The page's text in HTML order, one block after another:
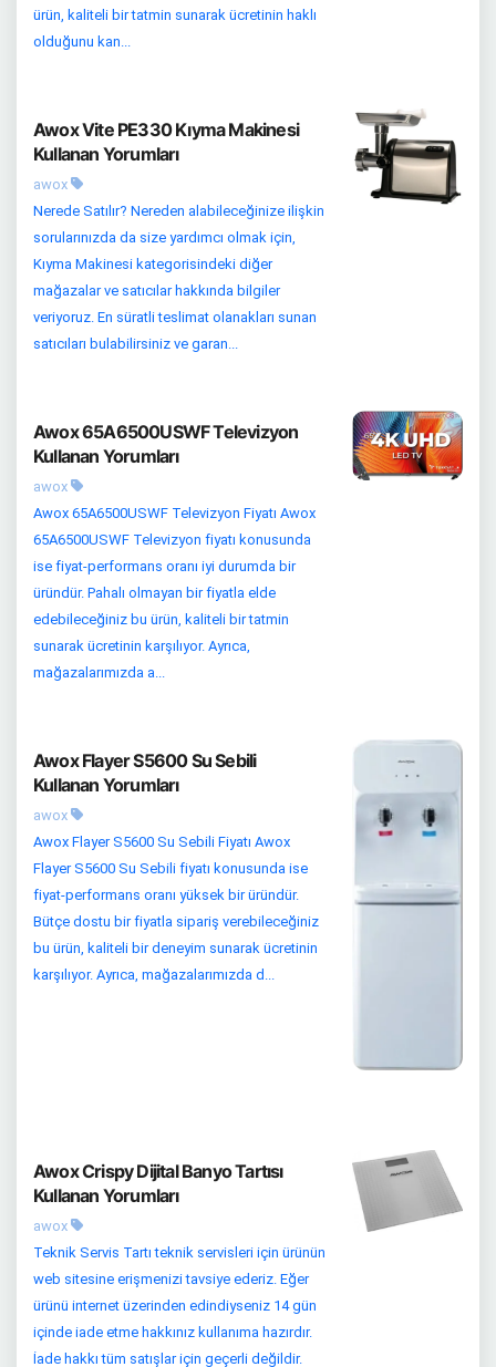
ürün, kaliteli bir tatmin sunarak ücretinin haklı
olduğunu kan...
Awox Vite PE330 Kıyma Makinesi
Kullanan Yorumları
awox
Nerede Satılır? Nereden alabileceğinize ilişkin
sorularınızda da size yardımcı olmak için,
Kıyma Makinesi kategorisindeki diğer
mağazalar ve satıcılar hakkında bilgiler
veriyoruz. En süratli teslimat olanakları sunan
satıcıları bulabilirsiniz ve garan...
Awox 65A6500USWF Televizyon
Kullanan Yorumları
awox
Awox 65A6500USWF Televizyon Fiyatı Awox
65A6500USWF Televizyon fiyatı konusunda
ise fiyat-performans oranı iyi durumda bir
üründür. Pahalı olmayan bir fiyatla elde
edebileceğiniz bu ürün, kaliteli bir tatmin
sunarak ücretinin karşılıyor. Ayrıca,
mağazalarımızda a...
Awox Flayer S5600 Su Sebili
Kullanan Yorumları
awox
Awox Flayer S5600 Su Sebili Fiyatı Awox
Flayer S5600 Su Sebili fiyatı konusunda ise
fiyat-performans oranı yüksek bir üründür.
Bütçe dostu bir fiyatla sipariş verebileceğiniz
bu ürün, kaliteli bir deneyim sunarak ücretinin
karşılıyor. Ayrıca, mağazalarımızda d...
Awox Crispy Dijital Banyo Tartısı
Kullanan Yorumları
awox
Teknik Servis Tartı teknik servisleri için ürünün
web sitesine erişmenizi tavsiye ederiz. Eğer
ürünü internet üzerinden edindiyseniz 14 gün
içinde iade etme hakkınız kullanıma hazırdır.
İade hakkı tüm satışlar için geçerli değildir.